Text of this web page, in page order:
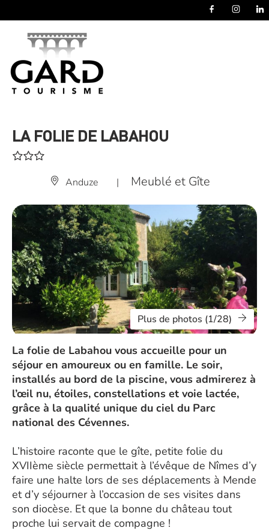
LA FOLIE DE LABAHOU
Anduze | Meublé et Gîte
Plus de photos (1/28)
La folie de Labahou vous accueille pour un
séjour en amoureux ou en famille. Le soir,
installés au bord de la piscine, vous admirerez à
l’œil nu, étoiles, constellations et voie lactée,
grâce à la qualité unique du ciel du Parc
national des Cévennes.
L’histoire raconte que le gîte, petite folie du
XVIIème siècle permettait à l’évêque de Nîmes d’y
faire une halte lors de ses déplacements à Mende
et d’y séjourner à l’occasion de ses visites dans
son diocèse. Et que la bonne du château tout
proche lui servait de compagne !